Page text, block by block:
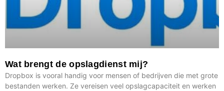
Wat brengt de opslagdienst mij?
Dropbox is vooral handig voor mensen of bedrijven die met grote
bestanden werken. Ze vereisen veel opslagcapaciteit en werken